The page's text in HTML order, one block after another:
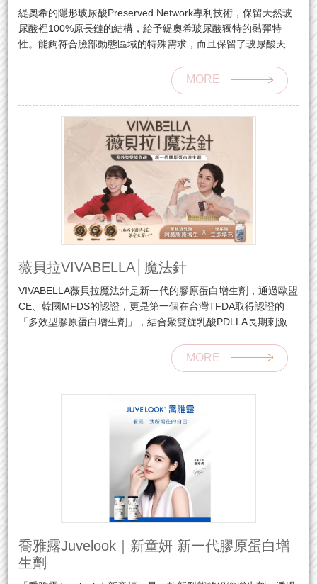
緹奧希的隱形玻尿酸Preserved Network專利技術，保留天然玻
尿酸裡100%原長鏈的結構，給予緹奧希玻尿酸獨特的黏彈特
性。能夠符合臉部動態區域的特殊需求，而且保留了玻尿酸天然
MORE
薇貝拉VIVABELLA│魔法針
VIVABELLA薇貝拉魔法針是新一代的膠原蛋白增生劑，通過歐盟
CE、韓國MFDS的認證，更是第一個在台灣TFDA取得認證的
「多效型膠原蛋白增生劑」，結合聚雙旋乳酸PDLLA長期刺激膠
MORE
喬雅露Juvelook｜新童妍 新一代膠原蛋白增
生劑